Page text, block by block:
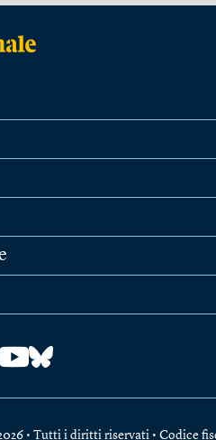
• Tutti i diritti riservati • Codice